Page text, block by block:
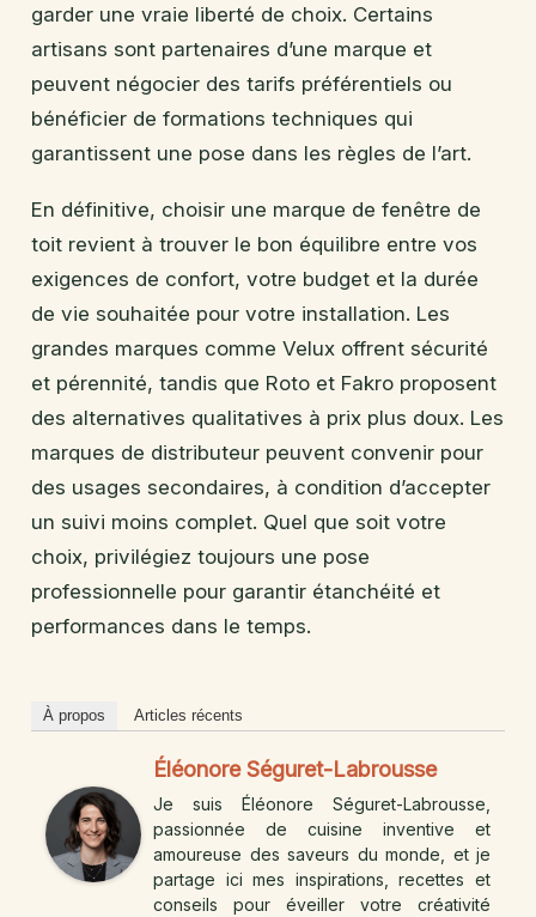
garder une vraie liberté de choix. Certains
artisans sont partenaires d’une marque et
peuvent négocier des tarifs préférentiels ou
bénéficier de formations techniques qui
garantissent une pose dans les règles de l’art.
En définitive, choisir une marque de fenêtre de
toit revient à trouver le bon équilibre entre vos
exigences de confort, votre budget et la durée
de vie souhaitée pour votre installation. Les
grandes marques comme Velux offrent sécurité
et pérennité, tandis que Roto et Fakro proposent
des alternatives qualitatives à prix plus doux. Les
marques de distributeur peuvent convenir pour
des usages secondaires, à condition d’accepter
un suivi moins complet. Quel que soit votre
choix, privilégiez toujours une pose
professionnelle pour garantir étanchéité et
performances dans le temps.
À propos Articles récents
Éléonore Séguret-Labrousse
Je suis Éléonore Séguret-Labrousse,
passionnée de cuisine inventive et
amoureuse des saveurs du monde, et je
partage ici mes inspirations, recettes et
conseils pour éveiller votre créativité